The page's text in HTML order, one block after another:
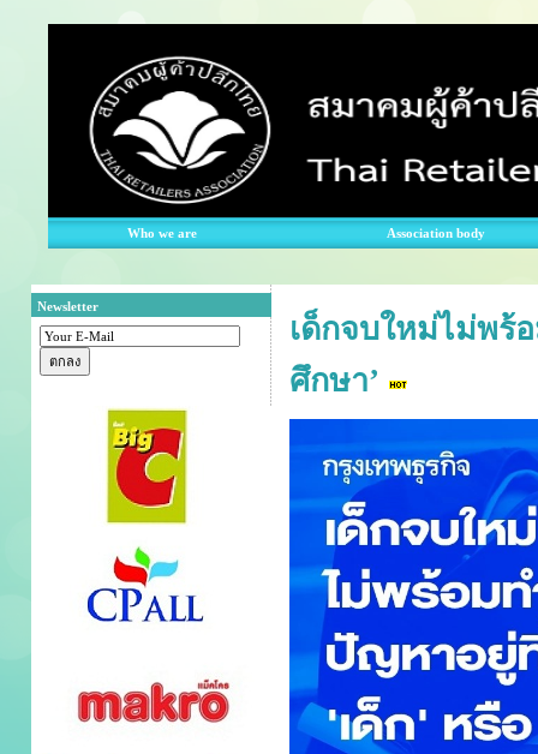
Who we are Association body
Newsletter
เด็กจบใหม่ไม่พร้
ศึกษา’